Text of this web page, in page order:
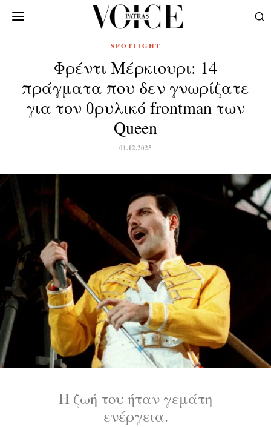
SPOTLIGHT
Φρέντι Μέρκιουρι: 14
πράγματα που δεν γνωρίζατε
για τον θρυλικό frontman των
Queen
01.12.2025
Η ζωή του ήταν γεμάτη
ενέργεια.